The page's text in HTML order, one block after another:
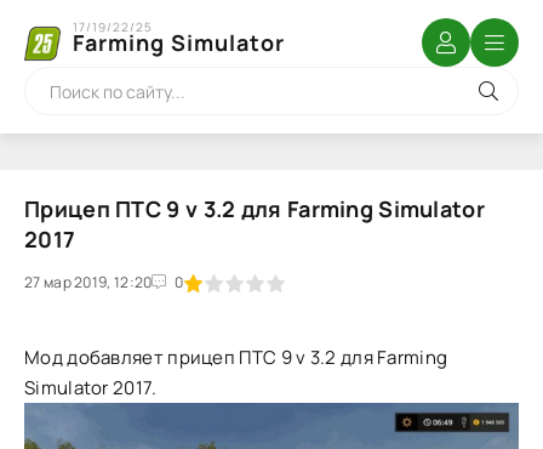
Farming Simulator
17/19/22/25
Прицеп ПТС 9 v 3.2 для Farming Simulator
2017
27 мар 2019, 12:20 0
1 2 3 4 5
Мод добавляет прицеп ПТС 9 v 3.2 для Farming
Simulator 2017.